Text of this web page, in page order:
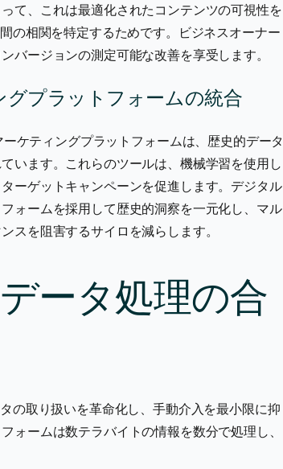
て、これは最適化されたコンテンツの可視性を
の相関を特定するためです。ビジネスオーナー
バージョンの測定可能な改善を享受します。
プラットフォームの統合
ケティングプラットフォームは、歴史的データ
います。これらのツールは、機械学習を使用し
ーゲットキャンペーンを促進します。デジタル
ォームを採用して歴史的洞察を一元化し、マル
スを阻害するサイロを減らします。
ータ処理の合
の取り扱いを革命化し、手動介入を最小限に抑
ォームは数テラバイトの情報を数分で処理し、